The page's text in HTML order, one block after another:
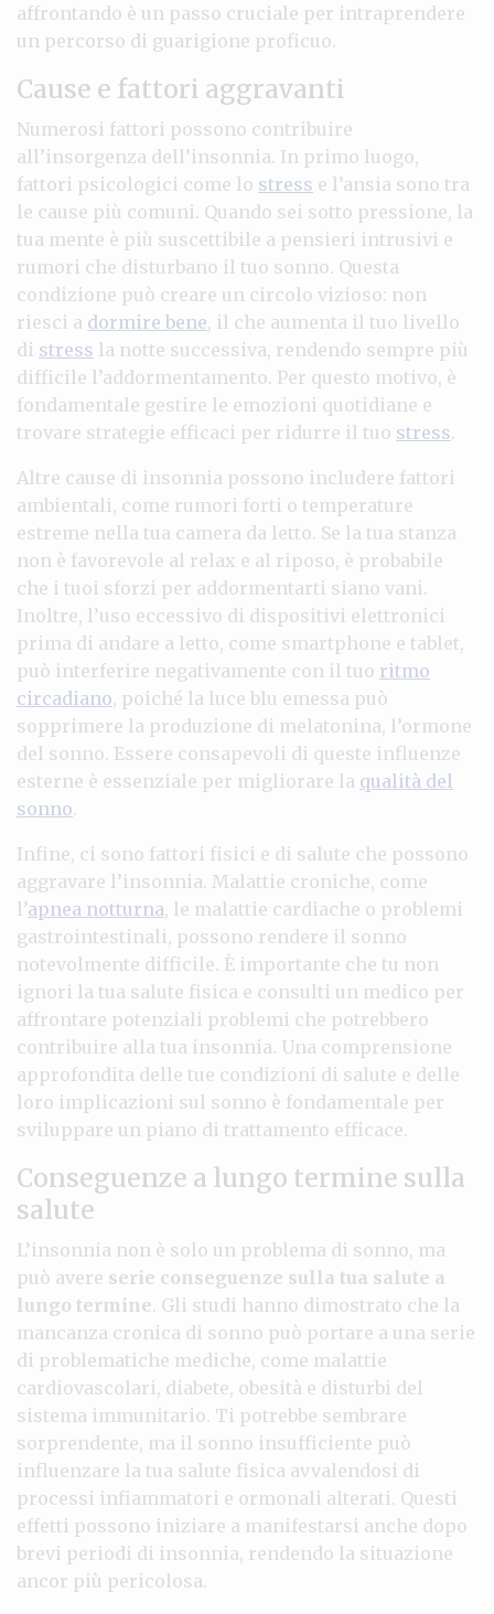
affrontando è un passo cruciale per intraprendere
un percorso di guarigione proficuo.
Cause e fattori aggravanti
Numerosi fattori possono contribuire
all’insorgenza dell’insonnia. In primo luogo,
fattori psicologici come lo stress e l’ansia sono tra
le cause più comuni. Quando sei sotto pressione, la
tua mente è più suscettibile a pensieri intrusivi e
rumori che disturbano il tuo sonno. Questa
condizione può creare un circolo vizioso: non
riesci a dormire bene, il che aumenta il tuo livello
di stress la notte successiva, rendendo sempre più
difficile l’addormentamento. Per questo motivo, è
fondamentale gestire le emozioni quotidiane e
trovare strategie efficaci per ridurre il tuo stress.
Altre cause di insonnia possono includere fattori
ambientali, come rumori forti o temperature
estreme nella tua camera da letto. Se la tua stanza
non è favorevole al relax e al riposo, è probabile
che i tuoi sforzi per addormentarti siano vani.
Inoltre, l’uso eccessivo di dispositivi elettronici
prima di andare a letto, come smartphone e tablet,
può interferire negativamente con il tuo ritmo
circadiano, poiché la luce blu emessa può
sopprimere la produzione di melatonina, l’ormone
del sonno. Essere consapevoli di queste influenze
esterne è essenziale per migliorare la qualità del
sonno.
Infine, ci sono fattori fisici e di salute che possono
aggravare l’insonnia. Malattie croniche, come
l’apnea notturna, le malattie cardiache o problemi
gastrointestinali, possono rendere il sonno
notevolmente difficile. È importante che tu non
ignori la tua salute fisica e consulti un medico per
affrontare potenziali problemi che potrebbero
contribuire alla tua insonnia. Una comprensione
approfondita delle tue condizioni di salute e delle
loro implicazioni sul sonno è fondamentale per
sviluppare un piano di trattamento efficace.
Conseguenze a lungo termine sulla
salute
L’insonnia non è solo un problema di sonno, ma
può avere serie conseguenze sulla tua salute a
lungo termine. Gli studi hanno dimostrato che la
mancanza cronica di sonno può portare a una serie
di problematiche mediche, come malattie
cardiovascolari, diabete, obesità e disturbi del
sistema immunitario. Ti potrebbe sembrare
sorprendente, ma il sonno insufficiente può
influenzare la tua salute fisica avvalendosi di
processi infiammatori e ormonali alterati. Questi
effetti possono iniziare a manifestarsi anche dopo
brevi periodi di insonnia, rendendo la situazione
ancor più pericolosa.